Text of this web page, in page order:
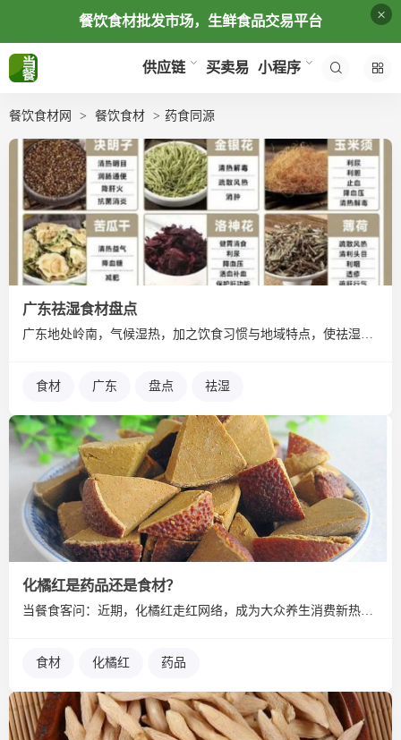
餐饮食材批发市场，生鲜食品交易平台 ×
供应链 买卖易 小程序
餐饮食材网 餐饮食材 药食同源
广东祛湿食材盘点
广东地处岭南，气候湿热，加之饮食习惯与地域特点，使祛湿成为当...
食材 广东 盘点 祛湿
化橘红是药品还是食材？
当餐食客问：近期，化橘红走红网络，成为大众养生消费新热点。化...
食材 化橘红 药品